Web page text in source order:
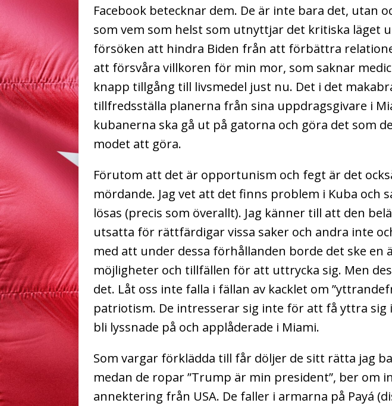
Facebook betecknar dem. De är inte bara det, utan
som vem som helst som utnyttjar det kritiska läget
försöken att hindra Biden från att förbättra
att försvåra villkoren för min mor, som saknar
knapp tillgång till livsmedel just nu. Det i det
tillfredsställa planerna från sina uppdragsgivare i
kubanerna ska gå ut på gatorna och göra det som
modet att göra.
Förutom att det är opportunism och fegt är det
mördande. Jag vet att det finns problem i Kuba och
lösas (precis som överallt). Jag känner till att den
utsatta för rättfärdigar vissa saker och andra inte
med att under dessa förhållanden borde det ske en
möjligheter och tillfällen för att uttrycka sig. Men
det. Låt oss inte falla i fällan av kacklet om
patriotism. De intresserar sig inte för att få yttra sig
bli lyssnade på och applåderade i Miami.
Som vargar förklädda till får döljer de sitt rätta jag
medan de ropar ”Trump är min president”, ber om
annektering från USA. De faller i armarna på Payá